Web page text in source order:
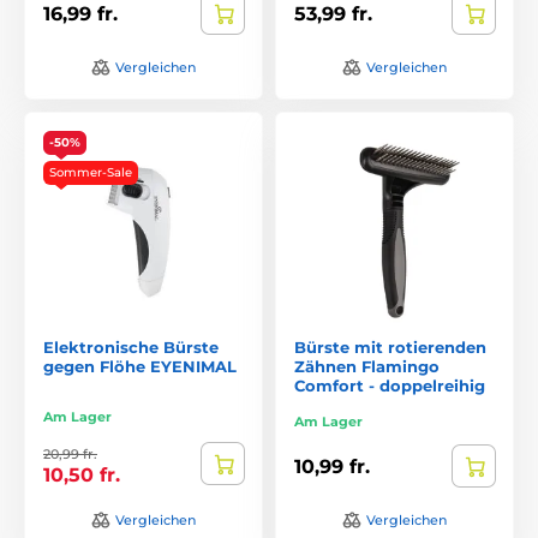
16,99 fr.
Vergleichen
53,99 fr.
Vergleichen
-50%
Sommer-Sale
Elektronische Bürste
gegen Flöhe EYENIMAL
Am Lager
20,99 fr.
10,50 fr.
Vergleichen
Bürste mit rotierenden
Zähnen Flamingo
Comfort - doppelreihig
Am Lager
10,99 fr.
Vergleichen